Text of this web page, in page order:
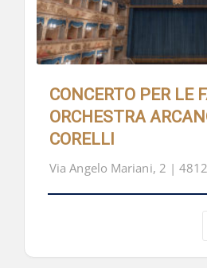
CONCERTO PER LE
ORCHESTRA
CORELLI
Via Angelo Mariani, 2 |